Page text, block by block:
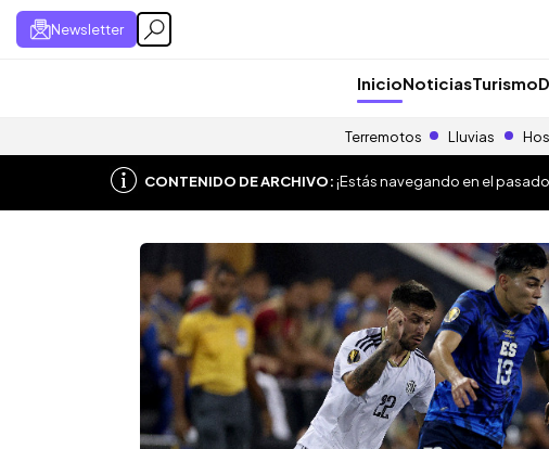
Newsletter
InicioNoticiasTurismo
Terremotos Lluvias
CONTENIDO DE ARCHIVO:¡Estás navegando en el